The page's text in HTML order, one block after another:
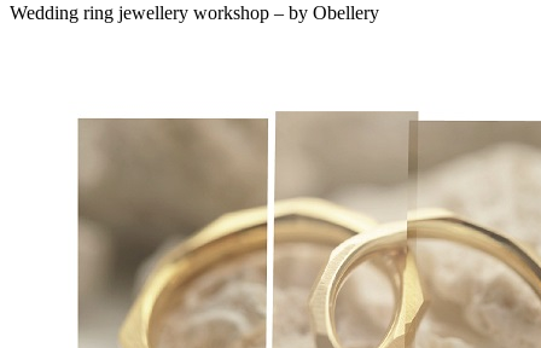
Wedding ring jewellery workshop – by Obellery